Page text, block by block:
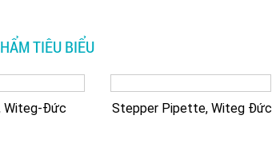
TIÊU BIỂU
Witeg-Đức Stepper Pipette, Witeg Đức